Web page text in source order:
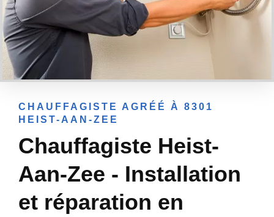
CHAUFFAGISTE AGRÉÉ À 8301
HEIST-AAN-ZEE
Chauffagiste Heist-
Aan-Zee - Installation
et réparation en